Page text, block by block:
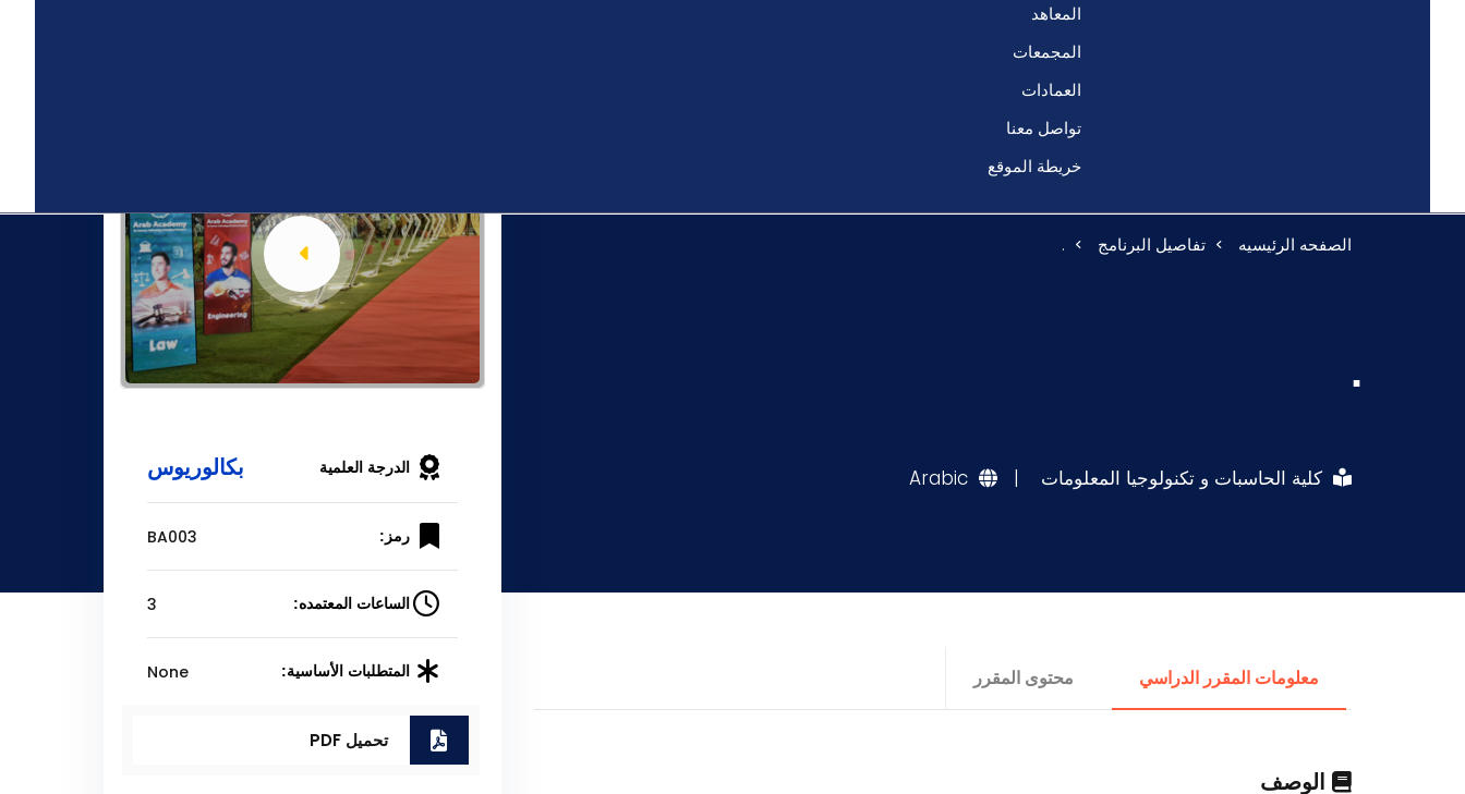
المعاهد
المجمعات
العمادات
تواصل معنا
خريطة الموقع
الصفحه الرئيسيه تفاصيل البرنامج .
.
كلية الحاسبات و تكنولوجيا المعلومات |
Arabic
معلومات المقرر الدراسي محتوى المقرر
الوصف
الدرجة العلمية بكالوريوس
رمز: BA003
الساعات المعتمده: 3
المتطلبات الأساسية: None
تحميل PDF